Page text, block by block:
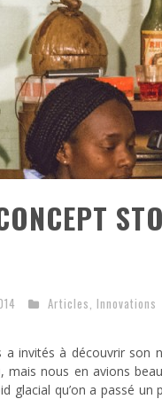
Articles, Innovations
a invités à découvrir son
mais nous en avions
glacial qu’on a passé